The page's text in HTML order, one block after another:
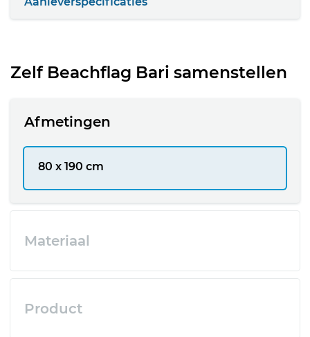
Zelf Beachflag Bari samenstellen
Afmetingen
80 x 190 cm
Materiaal
Product